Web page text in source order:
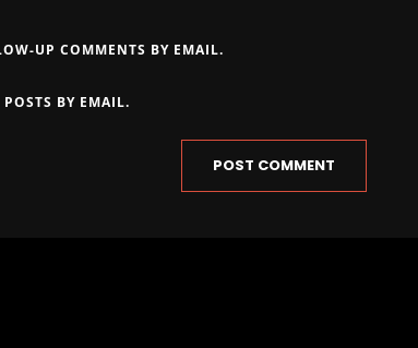
UP COMMENTS BY EMAIL.
BY EMAIL.